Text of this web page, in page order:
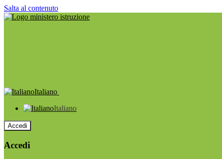
Salta al contenuto
Italiano
Italiano
Accedi
Accedi